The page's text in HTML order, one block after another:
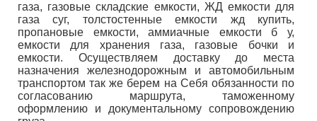
газа, газовые складские емкости, ЖД емкости для
газа суг, толстостенные емкости жд купить,
пропановые емкости, аммиачные емкости б у,
емкости для хранения газа, газовые бочки и
емкости. Осуществляем доставку до места
назначения железнодорожным и автомобильным
транспортом так же берем на Себя обязанности по
согласованию маршрута, таможенному
оформлению и документальному сопровождению